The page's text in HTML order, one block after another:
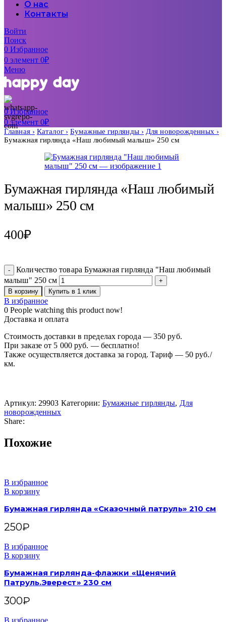
О нас
Контакты
Войти
Поиск
0Избранное
0элемент 0₽
Меню
0Избранное
0элемент 0₽
Главная Каталог Бумажные гирлянды
Для новорожденных
Бумажная гирлянда «Наш любимый малыш» 250 см
Бумажная гирлянда «Наш любимый
малыш» 250 см
400₽
Количество товара Бумажная гирлянда "Наш любимый
малыш" 250 см
В корзину Купить в 1 клик
В избранное
0 People watching this product now!
Доставка и оплата
Стоимость доставки в пределах города — 350 руб.
При заказе от 5 000 руб. — бесплатно!
Также осуществляется доставка за город. Тариф — 50 руб./
км.
Артикул: 29903 Категории: Бумажные гирлянды, Для
новорожденных
Share:
Похожие
В избранное
В корзину
Бумажная гирлянда «Сказочный патруль» 210 см
250₽
В избранное
В корзину
Бумажная гирлянда-флажки «Щенячий
Патруль.Эверест» 230 см
300₽
В избранное